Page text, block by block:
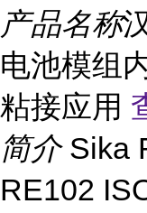
产品名称
电池模组
粘接应用
简介 Sika
RE102